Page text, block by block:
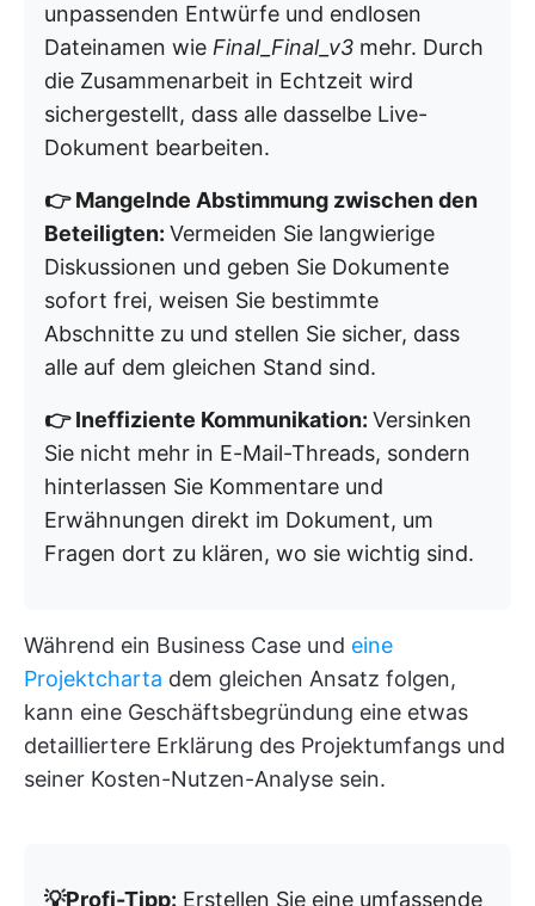
unpassenden Entwürfe und endlosen
Dateinamen wie Final_Final_v3 mehr. Durch
die Zusammenarbeit in Echtzeit wird
sichergestellt, dass alle dasselbe Live-
Dokument bearbeiten.
👉 Mangelnde Abstimmung zwischen den
Beteiligten: Vermeiden Sie langwierige
Diskussionen und geben Sie Dokumente
sofort frei, weisen Sie bestimmte
Abschnitte zu und stellen Sie sicher, dass
alle auf dem gleichen Stand sind.
👉 Ineffiziente Kommunikation: Versinken
Sie nicht mehr in E-Mail-Threads, sondern
hinterlassen Sie Kommentare und
Erwähnungen direkt im Dokument, um
Fragen dort zu klären, wo sie wichtig sind.
Während ein Business Case und eine
Projektcharta dem gleichen Ansatz folgen,
kann eine Geschäftsbegründung eine etwas
detailliertere Erklärung des Projektumfangs und
seiner Kosten-Nutzen-Analyse sein.
💡Profi-Tipp: Erstellen Sie eine umfassende